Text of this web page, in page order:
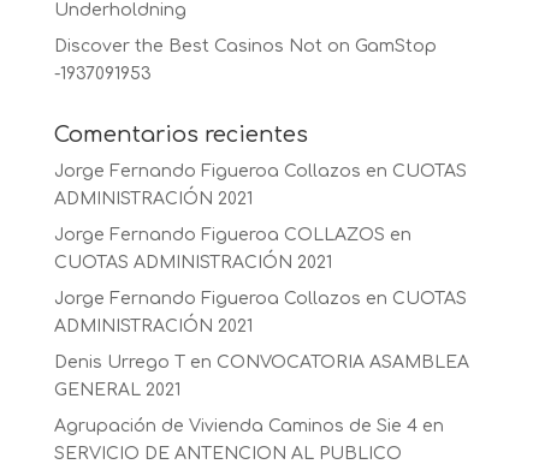
Underholdning
Discover the Best Casinos Not on GamStop
-1937091953
Comentarios recientes
Jorge Fernando Figueroa Collazos en CUOTAS
ADMINISTRACIÓN 2021
Jorge Fernando Figueroa COLLAZOS en
CUOTAS ADMINISTRACIÓN 2021
Jorge Fernando Figueroa Collazos en CUOTAS
ADMINISTRACIÓN 2021
Denis Urrego T
en CONVOCATORIA ASAMBLEA
GENERAL 2021
Agrupación de Vivienda Caminos de Sie 4en
SERVICIO DE ANTENCION AL PUBLICO